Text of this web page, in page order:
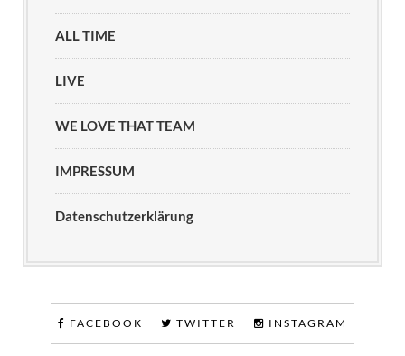
ALL TIME
LIVE
WE LOVE THAT TEAM
IMPRESSUM
Datenschutzerklärung
FACEBOOK TWITTER INSTAGRAM